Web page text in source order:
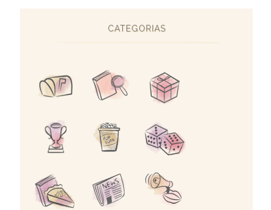
CATEGORIAS